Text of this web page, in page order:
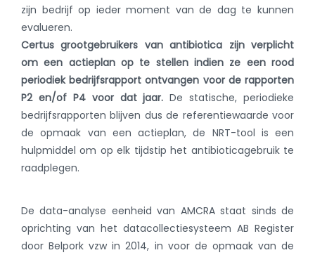
zijn bedrijf op ieder moment van de dag te kunnen
evalueren.
Certus grootgebruikers van antibiotica zijn verplicht
om een actieplan op te stellen indien ze een rood
periodiek bedrijfsrapport ontvangen voor de rapporten
P2 en/of P4 voor dat jaar. De statische, periodieke
bedrijfsrapporten blijven dus de referentiewaarde voor
de opmaak van een actieplan, de NRT-tool is een
hulpmiddel om op elk tijdstip het antibioticagebruik te
raadplegen.
De data-analyse eenheid van AMCRA staat sinds de
oprichting van het datacollectiesysteem AB Register
door Belpork vzw in 2014, in voor de opmaak van de